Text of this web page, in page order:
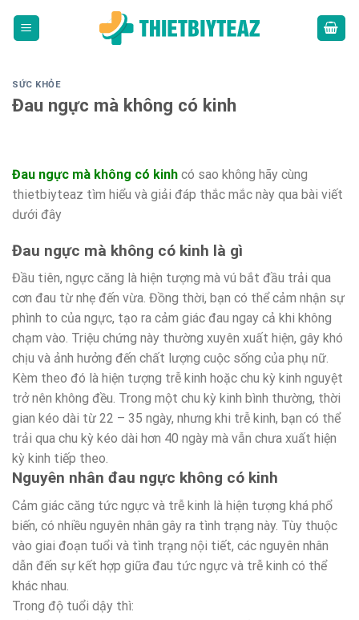
SỨC KHỎE
Đau ngực mà không có kinh
Đau ngực mà không có kinh có sao không hãy cùng
thietbiyteaz tìm hiểu và giải đáp thắc mắc này qua bài viết
dưới đây
Đau ngực mà không có kinh là gì
Đầu tiên, ngực căng là hiện tượng mà vú bắt đầu trải qua
cơn đau từ nhẹ đến vừa. Đồng thời, bạn có thể cảm nhận sự
phình to của ngực, tạo ra cảm giác đau ngay cả khi không
chạm vào. Triệu chứng này thường xuyên xuất hiện, gây khó
chịu và ảnh hưởng đến chất lượng cuộc sống của phụ nữ.
Kèm theo đó là hiện tượng trễ kinh hoặc chu kỳ kinh nguyệt
trở nên không đều. Trong một chu kỳ kinh bình thường, thời
gian kéo dài từ 22 – 35 ngày, nhưng khi trễ kinh, bạn có thể
trải qua chu kỳ kéo dài hơn 40 ngày mà vẫn chưa xuất hiện
kỳ kinh tiếp theo.
Nguyên nhân đau ngực không có kinh
Cảm giác căng tức ngực và trễ kinh là hiện tượng khá phổ
biến, có nhiều nguyên nhân gây ra tình trạng này. Tùy thuộc
vào giai đoạn tuổi và tình trạng nội tiết, các nguyên nhân
dẫn đến sự kết hợp giữa đau tức ngực và trễ kinh có thể
khác nhau.
Trong độ tuổi dậy thì: